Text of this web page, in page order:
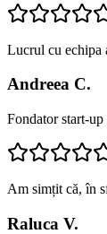
Lucrul cu echipa
Andreea C.
Fondator start-up
Am simțit că, în
Raluca V.